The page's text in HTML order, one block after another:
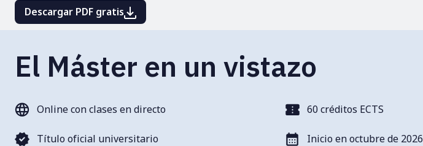
Descargar PDF gratis
El Máster en un vistazo
Online con clases en directo 60 créditos ECTS
Título oficial universitario Inicio en octubre de 2026